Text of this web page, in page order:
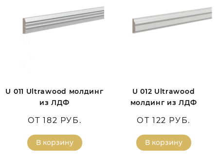
U 011 Ultrawood молдинг
из ЛДФ
ОТ 182 РУБ.
В корзину
U 012 Ultrawood
молдинг из ЛДФ
ОТ 122 РУБ.
В корзину